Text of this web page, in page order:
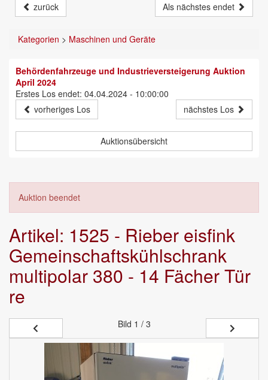
zurück Als nächstes endet
Kategorien > Maschinen und Geräte
Behördenfahrzeuge und Industrieversteigerung Auktion
April 2024
Erstes Los endet: 04.04.2024 - 10:00:00
vorheriges Los
nächstes Los
Auktionsübersicht
Auktion beendet
Artikel: 1525 - Rieber eisfink
Gemeinschaftskühlschrank
multipolar 380 - 14 Fächer Tür
re
Bild 1 / 3